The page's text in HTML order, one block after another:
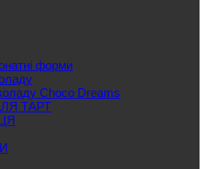
форми
Choco Dreams
ТАРТ